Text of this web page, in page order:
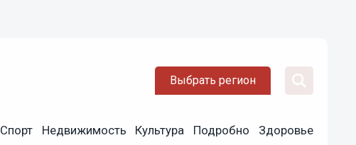
Выбрать регион
Спорт Недвижимость Культура Подробно Здоровье